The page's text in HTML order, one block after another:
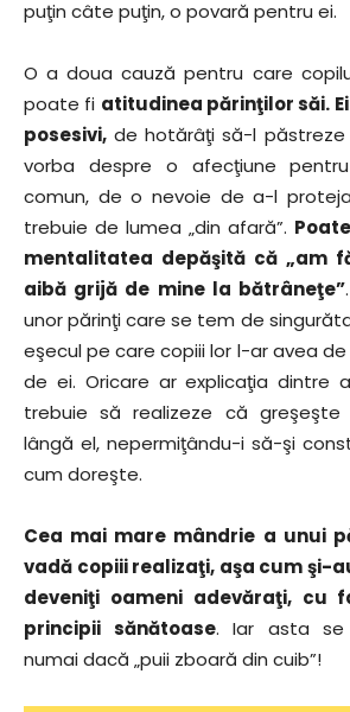
puţin câte puţin, o povară pentru ei.
O a doua cauză pentru care
poate fi atitudinea părinţilor săi.
posesivi, de hotărâţi să-l
vorba despre o afecţiune
comun, de o nevoie de a-l
trebuie de lumea „din afară”.
mentalitatea depăşită că „am
aibă grijă de mine la bătrâneţe”
unor părinţi care se tem de
eşecul pe care copiii lor l-ar avea
de ei. Oricare ar explicaţia dintre
trebuie să realizeze că greşeşte
lângă el, nepermiţându-i să-şi
cum doreşte.
Cea mai mare mândrie a unui
vadă copiii realizaţi, aşa cum şi-
deveniţi oameni adevăraţi, cu
principii sănătoase. Iar asta se
numai dacă „puii zboară din cuib”!